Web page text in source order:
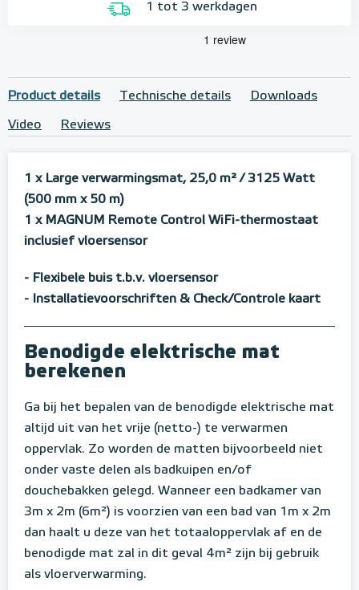
1 tot 3 werkdagen
Product details Technische details Downloads
Video Reviews
1 x Large verwarmingsmat, 25,0 m²/ 3125 Watt
(500 mm x 50 m)
1 x MAGNUM Remote Control WiFi-thermostaat
inclusief vloersensor
- Flexibele buis t.b.v. vloersensor
- Installatievoorschriften & Check/Controle kaart
Benodigde elektrische mat
berekenen
Ga bij het bepalen van de benodigde elektrische mat
altijd uit van het vrije (netto-) te verwarmen
oppervlak. Zo worden de matten bijvoorbeeld niet
onder vaste delen als badkuipen en/of
douchebakken gelegd. Wanneer een badkamer van
3m x 2m (6m²) is voorzien van een bad van 1m x 2m
dan haalt u deze van het totaaloppervlak af en de
benodigde mat zal in dit geval 4m² zijn bij gebruik
als vloerverwarming.